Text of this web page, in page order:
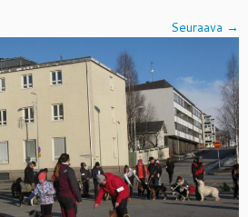
Seuraava →